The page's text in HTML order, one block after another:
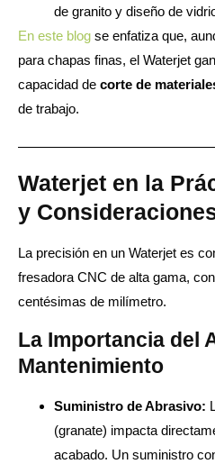
de granito y diseño de
En este blog se enfatiza que,
para chapas finas, el Waterjet
capacidad de corte de
de trabajo.
Waterjet en la
y
La precisión en un Waterjet es
fresadora CNC de alta gama,
centésimas de milímetro.
La Importancia del
Mantenimiento
Suministro de Abrasivo:
(granate) impacta
acabado. Un suministro